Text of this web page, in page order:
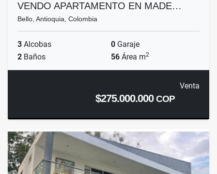
VENDO APARTAMENTO EN MADE…
Bello, Antioquia, Colombia
3 Alcobas 0 Garaje
2 Baños 56 Área m2
Venta
$275.000.000COP